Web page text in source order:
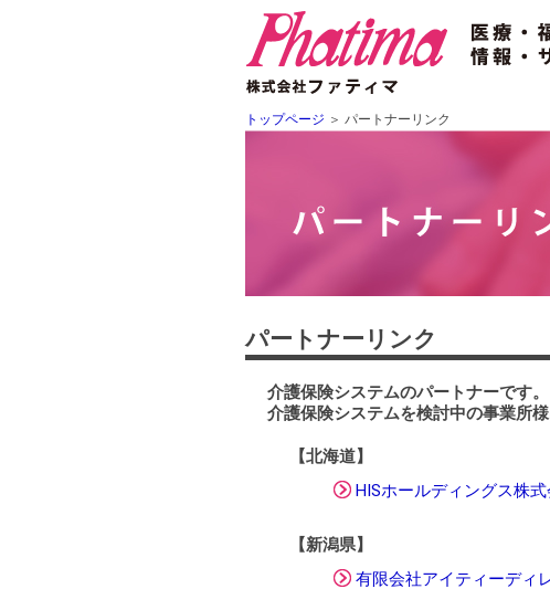
トップページ ＞ パートナーリンク
パートナーリンク
介護保険システムのパートナーです。
介護保険システムを検討中の事業所
【北海道】
HISホールディングス株式
【新潟県】
有限会社アイティーディ